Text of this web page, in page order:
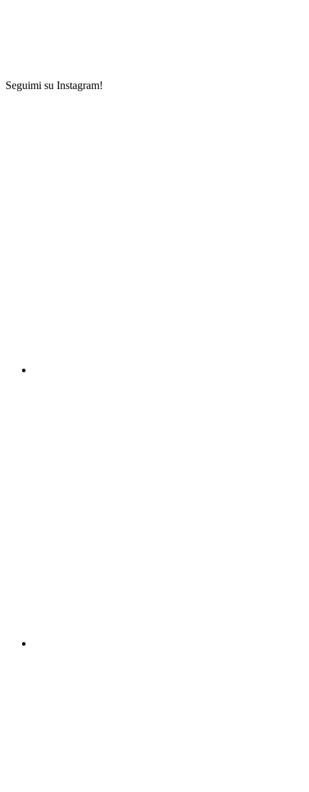
Seguimi su Instagram!